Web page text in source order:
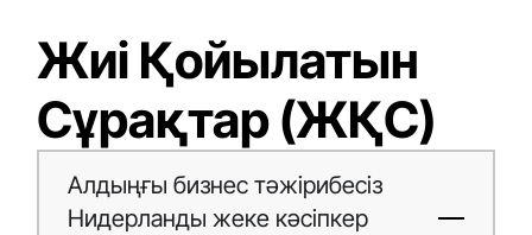
Жиі Қойылатын
Сұрақтар (ЖҚС)
Алдыңғы бизнес тәжірибесіз
Нидерланды жеке кәсіпкер